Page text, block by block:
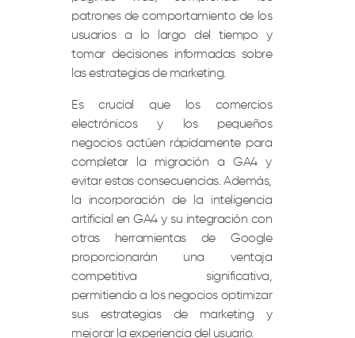
patrones de comportamiento de los
usuarios a lo largo del tiempo y
tomar decisiones informadas sobre
las estrategias de marketing.
Es crucial que los comercios
electrónicos y los pequeños
negocios actúen rápidamente para
completar la migración a GA4 y
evitar estas consecuencias. Además,
la incorporación de la inteligencia
artificial en GA4 y su integración con
otras herramientas de Google
proporcionarán una ventaja
competitiva significativa,
permitiendo a los negocios optimizar
sus estrategias de marketing y
mejorar la experiencia del usuario.